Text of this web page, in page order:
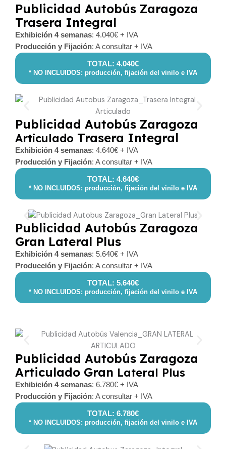
Publicidad Autobús Zaragoza
Trasera Integral
Exhibición 4 semanas: 4.040€ + IVA
Producción y Fijación: A consultar + IVA
TOTAL: 4.040€
* NO INCLUIDOS: producción, fijación del vinilo e IVA
Publicidad Autobús Zaragoza
Articulado Trasera Integral
Exhibición 4 semanas: 4.640€ + IVA
Producción y Fijación: A consultar + IVA
TOTAL: 4.640€
* NO INCLUIDOS: producción, fijación del vinilo e IVA
Publicidad Autobús Zaragoza
Gran Lateral Plus
Exhibición 4 semanas: 5.640€ + IVA
Producción y Fijación: A consultar + IVA
TOTAL: 5.640€
* NO INCLUIDOS: producción, fijación del vinilo e IVA
Publicidad Autobús Zaragoza
Articulado Gran Lateral Plus
Exhibición 4 semanas: 6.780€ + IVA
Producción y Fijación: A consultar + IVA
TOTAL: 6.780€
* NO INCLUIDOS: producción, fijación del vinilo e IVA